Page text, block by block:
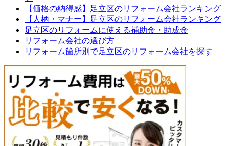
【価格の納得感】足立区のリフォーム会社ランキング
【人柄・マナー】足立区のリフォーム会社ランキング
足立区のリフォームに使える補助金・助成金
リフォーム会社の選び方
リフォーム箇所別で足立区のリフォーム会社を探す